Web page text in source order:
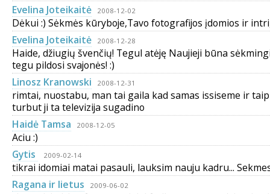
Evelina Joteikaitė
2008-12-02
Dėkui :) Sėkmės kūryboje,Tavo fotografijos įdomios ir
Evelina Joteikaitė
2008-12-28
Haide, džiugių švenčių! Tegul atėję Naujieji būna
tegu pildosi svajonės! :)
Linosz Kranowski
2008-12-31
rimtai, nuostabu, man tai gaila kad samas issiseme ir
turbut ji ta televizija sugadino
Haidė Tamsa
2008-12-05
Aciu :)
Gytis
2009-02-14
tikrai idomiai matai pasauli, lauksim nauju kadru...
Ragana ir lietus
2009-06-02